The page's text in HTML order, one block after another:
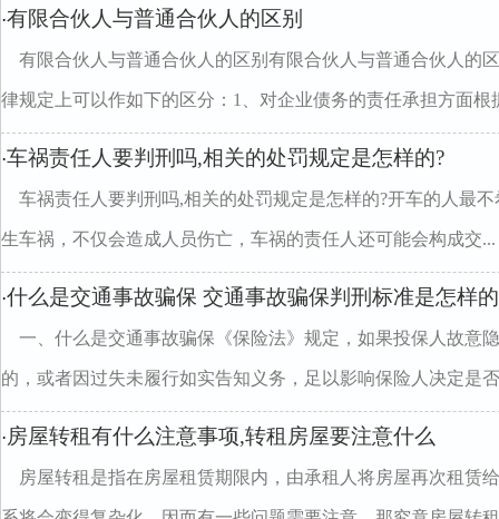
·有限合伙人与普通合伙人的区别
有限合伙人与普通合伙人的区别有限合伙人与普通合伙人的
律规定上可以作如下的区分：1、对企业债务的责任承担方面根
·车祸责任人要判刑吗,相关的处罚规定是怎样的?
车祸责任人要判刑吗,相关的处罚规定是怎样的?开车的人最
生车祸，不仅会造成人员伤亡，车祸的责任人还可能会构成交...
·什么是交通事故骗保 交通事故骗保判刑标准是怎样的
一、什么是交通事故骗保《保险法》规定，如果投保人故意
的，或者因过失未履行如实告知义务，足以影响保险人决定是
·房屋转租有什么注意事项,转租房屋要注意什么
房屋转租是指在房屋租赁期限内，由承租人将房屋再次租赁